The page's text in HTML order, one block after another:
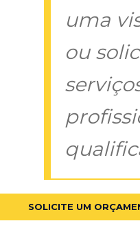
uma
ou
SOLICITE UM